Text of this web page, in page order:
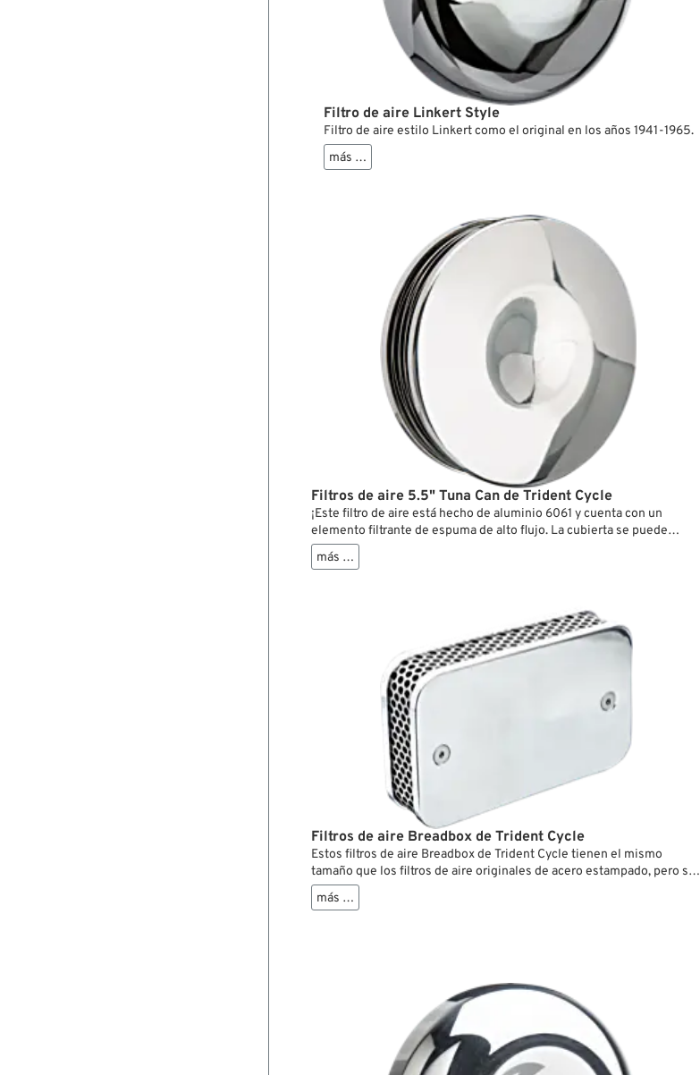
Filtro de aire Linkert Style
Filtro de aire estilo Linkert como el original en los años 1941-1965.
más …
Filtros de aire 5.5" Tuna Can de Trident Cycle
¡Este filtro de aire está hecho de aluminio 6061 y cuenta con un
elemento filtrante de espuma de alto flujo. La cubierta se puede
conectar o desconectar de la placa base mediante un mecanismo de
bloqueo de ¼ de vuelta y se mantiene en su sitio gracias a la presión
En caso de que el filtro de aire se vaya a montar en un carburador o
moto diferente, la versión para carburadores CV va taladrada con el
patrón de agujeros S&S en el interior de la placa base y viceversa.
más …
Filtros de aire Breadbox de Trident Cycle
Estos filtros de aire Breadbox de Trident Cycle tienen el mismo
tamaño que los filtros de aire originales de acero estampado, pero son
mucho más finos. Tanto la tapa como la placa base están hechas de
aluminio 6061 de alta calidad y tienen un acabado pulido. Dos jaulas
diferente, la versión para carburadores CV va taladrada con el patrón
de agujeros de S&S en el interior de la placa base y viceversa.
más …